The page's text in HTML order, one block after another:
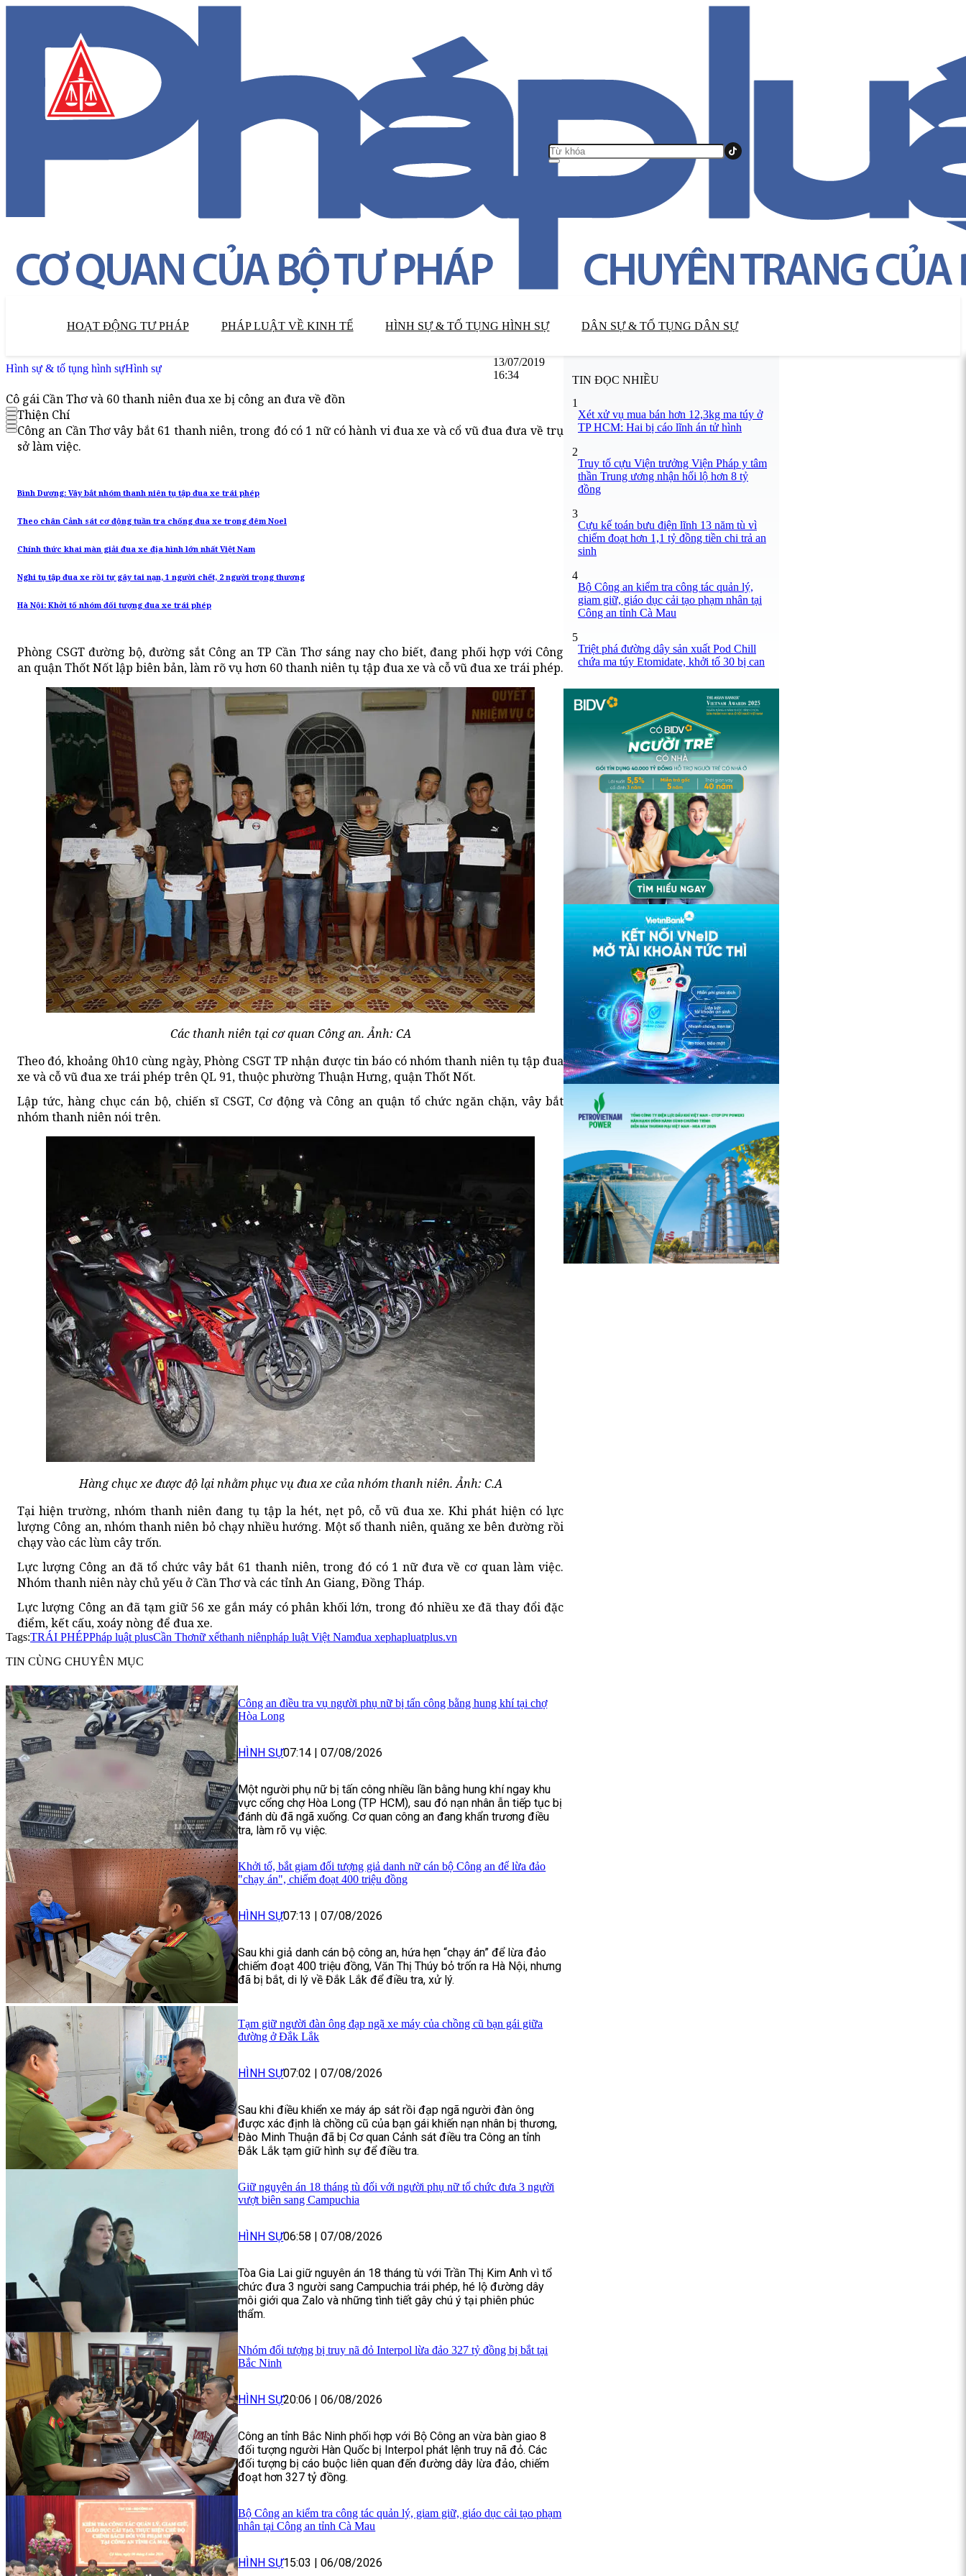
HOẠT ĐỘNG TƯ PHÁP PHÁP LUẬT VỀ KINH TẾ HÌNH SỰ & TỐ TỤNG HÌNH SỰ DÂN SỰ & TỐ TỤNG DÂN SỰ
Hình sự & tố tụng hình sựHình sự
13/07/2019
16:34
Cô gái Cần Thơ và 60 thanh niên đua xe bị công an đưa về đồn
Thiện Chí
Công an Cần Thơ vây bắt 61 thanh niên, trong đó có 1 nữ có hành vi đua xe và cổ vũ đua đưa về trụ
sở làm việc.
Bình Dương: Vây bắt nhóm thanh niên tụ tập đua xe trái phép
Theo chân Cảnh sát cơ động tuần tra chống đua xe trong đêm Noel
Chính thức khai màn giải đua xe địa hình lớn nhất Việt Nam
Nghi tụ tập đua xe rồi tự gây tai nạn, 1 người chết, 2 người trọng thương
Hà Nội: Khởi tố nhóm đối tượng đua xe trái phép
Phòng CSGT đường bộ, đường sắt Công an TP Cần Thơ sáng nay cho biết, đang phối hợp với Công
an quận Thốt Nốt lập biên bản, làm rõ vụ hơn 60 thanh niên tụ tập đua xe và cỗ vũ đua xe trái phép.
Các thanh niên tại cơ quan Công an. Ảnh: CA
Theo đó, khoảng 0h10 cùng ngày, Phòng CSGT TP nhận được tin báo có nhóm thanh niên tụ tập đua
xe và cỗ vũ đua xe trái phép trên QL 91, thuộc phường Thuận Hưng, quận Thốt Nốt.
Lập tức, hàng chục cán bộ, chiến sĩ CSGT, Cơ động và Công an quận tổ chức ngăn chặn, vây bắt
nhóm thanh niên nói trên.
Hàng chục xe được độ lại nhằm phục vụ đua xe của nhóm thanh niên. Ảnh: C.A
Tại hiện trường, nhóm thanh niên đang tụ tập la hét, nẹt pô, cỗ vũ đua xe. Khi phát hiện có lực
lượng Công an, nhóm thanh niên bỏ chạy nhiều hướng. Một số thanh niên, quăng xe bên đường rồi
chạy vào các lùm cây trốn.
Lực lượng Công an đã tổ chức vây bắt 61 thanh niên, trong đó có 1 nữ đưa về cơ quan làm việc.
Nhóm thanh niên này chủ yếu ở Cần Thơ và các tỉnh An Giang, Đồng Tháp.
Lực lượng Công an đã tạm giữ 56 xe gắn máy có phân khối lớn, trong đó nhiều xe đã thay đổi đặc
điểm, kết cấu, xoáy nòng để đua xe.
Tags:TRÁI PHÉPPháp luật plusCần Thơnữ xếthanh niênpháp luật Việt Namđua xephapluatplus.vn
TIN CÙNG CHUYÊN MỤC
Công an điều tra vụ người phụ nữ bị tấn công bằng hung khí tại chợ
Hòa Long
HÌNH SỰ07:14 | 07/08/2026
Một người phụ nữ bị tấn công nhiều lần bằng hung khí ngay khu
vực cổng chợ Hòa Long (TP HCM), sau đó nạn nhân ẫn tiếp tục bị
đánh dù đã ngã xuống. Cơ quan công an đang khẩn trương điều
tra, làm rõ vụ việc.
Khởi tố, bắt giam đối tượng giả danh nữ cán bộ Công an để lừa đảo
"chạy án", chiếm đoạt 400 triệu đồng
HÌNH SỰ07:13 | 07/08/2026
Sau khi giả danh cán bộ công an, hứa hẹn “chạy án” để lừa đảo
chiếm đoạt 400 triệu đồng, Văn Thị Thúy bỏ trốn ra Hà Nội, nhưng
đã bị bắt, di lý về Đắk Lắk để điều tra, xử lý.
Tạm giữ người đàn ông đạp ngã xe máy của chồng cũ bạn gái giữa
đường ở Đắk Lắk
HÌNH SỰ07:02 | 07/08/2026
Sau khi điều khiển xe máy áp sát rồi đạp ngã người đàn ông
được xác định là chồng cũ của bạn gái khiến nạn nhân bị thương,
Đào Minh Thuận đã bị Cơ quan Cảnh sát điều tra Công an tỉnh
Đắk Lắk tạm giữ hình sự để điều tra.
Giữ nguyên án 18 tháng tù đối với người phụ nữ tổ chức đưa 3 người
vượt biên sang Campuchia
HÌNH SỰ06:58 | 07/08/2026
Tòa Gia Lai giữ nguyên án 18 tháng tù với Trần Thị Kim Anh vì tổ
chức đưa 3 người sang Campuchia trái phép, hé lộ đường dây
môi giới qua Zalo và những tình tiết gây chú ý tại phiên phúc
thẩm.
Nhóm đối tượng bị truy nã đỏ Interpol lừa đảo 327 tỷ đồng bị bắt tại
Bắc Ninh
HÌNH SỰ20:06 | 06/08/2026
Công an tỉnh Bắc Ninh phối hợp với Bộ Công an vừa bàn giao 8
đối tượng người Hàn Quốc bị Interpol phát lệnh truy nã đỏ. Các
đối tượng bị cáo buộc liên quan đến đường dây lừa đảo, chiếm
đoạt hơn 327 tỷ đồng.
Bộ Công an kiểm tra công tác quản lý, giam giữ, giáo dục cải tạo phạm
nhân tại Công an tỉnh Cà Mau
HÌNH SỰ15:03 | 06/08/2026
TIN ĐỌC NHIỀU
1
Xét xử vụ mua bán hơn 12,3kg ma túy ở
TP HCM: Hai bị cáo lĩnh án tử hình
2
Truy tố cựu Viện trưởng Viện Pháp y tâm
thần Trung ương nhận hối lộ hơn 8 tỷ
đồng
3
Cựu kế toán bưu điện lĩnh 13 năm tù vì
chiếm đoạt hơn 1,1 tỷ đồng tiền chi trả an
sinh
4
Bộ Công an kiểm tra công tác quản lý,
giam giữ, giáo dục cải tạo phạm nhân tại
Công an tỉnh Cà Mau
5
Triệt phá đường dây sản xuất Pod Chill
chứa ma túy Etomidate, khởi tố 30 bị can